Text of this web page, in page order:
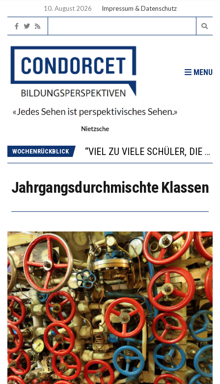
10. August 2026 Impressum & Datenschutz
MENU
WOCHENRÜCKBLICK
“VIEL ZU VIELE SCHÜLER, DIE GEMESSEN AN IHREN FÄHIGKEITEN GAR NICHT ANS GYMNASIUM GEHÖREN”
DIE GANZE HILFLOSIGKEIT DES BILDUNGSBÜRGERTUMS
“WIR BEOBACHTEN EINEN REGELRECHTEN STURZFLUG BEI DEN LERNLEISTUNGEN”
Jahrgangsdurchmischte Klassen